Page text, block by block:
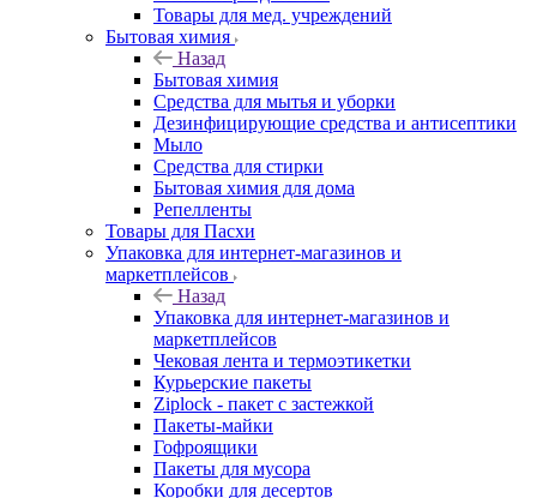
Товары для мед. учреждений
Бытовая химия
Назад
Бытовая химия
Средства для мытья и уборки
Дезинфицирующие средства и антисептики
Мыло
Средства для стирки
Бытовая химия для дома
Репелленты
Товары для Пасхи
Упаковка для интернет-магазинов и
маркетплейсов
Назад
Упаковка для интернет-магазинов и
маркетплейсов
Чековая лента и термоэтикетки
Курьерские пакеты
Ziplock - пакет с застежкой
Пакеты-майки
Гофроящики
Пакеты для мусора
Коробки для десертов